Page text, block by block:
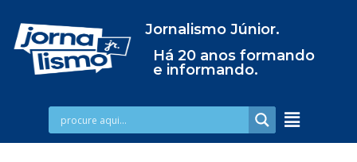
Jornalismo Júnior.
Há 20 anos formando
e informando.